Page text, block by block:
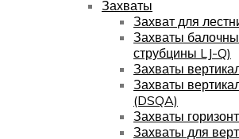
Захваты
Захват для
Захваты
струбцины LJ-Q)
Захваты
Захваты
(DSQA)
Захваты
Захваты для